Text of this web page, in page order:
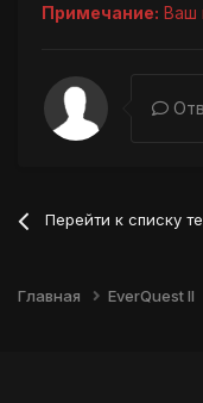
Примечание: Ваш
Перейти к списку
Главная EverQuest II